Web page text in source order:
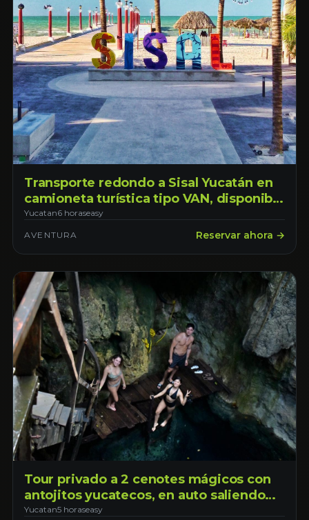
Transporte redondo a Sisal Yucatán en
camioneta turística tipo VAN, disponible
todos los días con horario de 7:00am -
7:00pm disfruta 12 horas de tiempo
Yucatan6 horaseasy
AVENTURA Reservar ahora →
Tour privado a 2 cenotes mágicos con
antojitos yucatecos, en auto saliendo
desde la ciudad de Mérida Yucatán
Yucatan5 horaseasy